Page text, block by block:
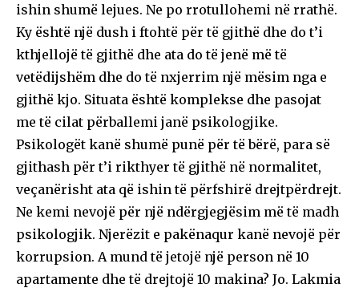
ishin shumë lejues. Ne po rrotullohemi në rrathë.
Ky është një dush i ftohtë për të gjithë dhe do t’i
kthjellojë të gjithë dhe ata do të jenë më të
vetëdijshëm dhe do të nxjerrim një mësim nga e
gjithë kjo. Situata është komplekse dhe pasojat
me të cilat përballemi janë psikologjike.
Psikologët kanë shumë punë për të bërë, para së
gjithash për t’i rikthyer të gjithë në normalitet,
veçanërisht ata që ishin të përfshirë drejtpërdrejt.
Ne kemi nevojë për një ndërgjegjësim më të madh
psikologjik. Njerëzit e pakënaqur kanë nevojë për
korrupsion. A mund të jetojë një person në 10
apartamente dhe të drejtojë 10 makina? Jo. Lakmia